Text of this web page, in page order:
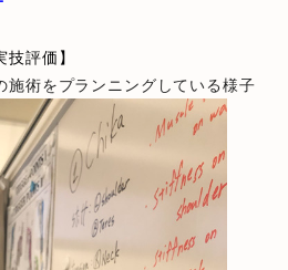
評価】
施術をプランニングしている様子